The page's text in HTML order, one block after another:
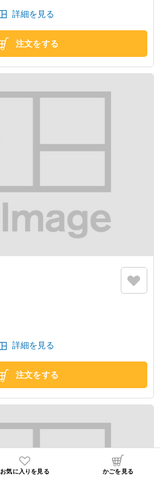
詳細を見る
注文をする
詳細を見る
注文をする
お気に入りを見る かごを見る